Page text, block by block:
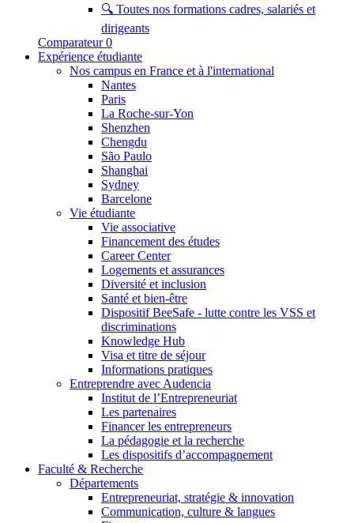
🔍 Toutes nos formations cadres, salariés et
dirigeants
Comparateur 0
Expérience étudiante
Nos campus en France et à l'international
Nantes
Paris
La Roche-sur-Yon
Shenzhen
Chengdu
São Paulo
Shanghai
Sydney
Barcelone
Vie étudiante
Vie associative
Financement des études
Career Center
Logements et assurances
Diversité et inclusion
Santé et bien-être
Dispositif BeeSafe - lutte contre les VSS et
discriminations
Knowledge Hub
Visa et titre de séjour
Informations pratiques
Entreprendre avec Audencia
Institut de l’Entrepreneuriat
Les partenaires
Financer les entrepreneurs
La pédagogie et la recherche
Les dispositifs d’accompagnement
Faculté & Recherche
Départements
Entrepreneuriat, stratégie & innovation
Communication, culture & langues